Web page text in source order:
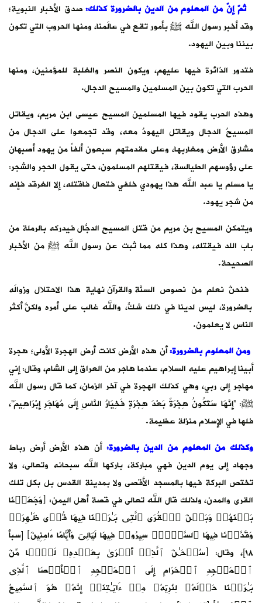
ثمّ إنّ من المعلوم من الدين بالضرورة كذلك:صدق الأخبار النبوية؛
وقد أخبر رسول الله ﷺ بأمور تقع في عالَمنا، ومنها الحروب التي تكون
بيننا وبين اليهود.
فتدور الدّائرة فيها عليهم، ويكون النصر والغلبة للمؤمنين، ومنها
الحرب التي تكون بين المسلمين والمسيح الدجال.
وهذه الحرب يقود فيها المسلمين المسيح عيسى ابن مريم، ويقاتل
المسيحُ الدجال ويقاتل اليهودُ معه، وقد تجمعوا على الدجال من
مشارق الأرض ومغاربها، وعلى مقدمتهم سبعون ألفاً من يهود أصبهان
على رؤوسهم الطيالسة، فيقتلهم المسلمون، حتى يقول الحجر والشجر:
يا مسلم يا عبد الله هذا يهودي خلفي فتعال فاقتله، إلا الغرقد فإنه
من شجر يهود.
ويتمكن المسيح بن مريم من قتل المسيح الدجّال فيُدركه بالرملة من
باب اللد فيقتله، وهذا كله مما ثبت عن رسول الله ﷺ من الأخبار
الصحيحة.
فنحنُ نعلم من نصوص السنّة والقرآن نهايةَ هذا الاحتلال وزوالَه
بالضرورة، ليس لدينا في ذلك شكٌّ، والله غالب على أمره ولكنّ أكثرَ
الناس لا يعلمون.
ومن المعلوم بالضرورة:أن هذه الأرض كانت أرض الهجرة الأولى؛ هجرة
أبينا إبراهيم عليه السلام، عندما هاجر من العراق إلى الشام، وقال: إني
مهاجر إلى ربي، وهي كذلك الهجرة في آخر الزمان، كما قال رسول الله
ﷺ: “إِنَّهَا سَتَكُونُ هِجْرَةٌ بَعْدَ هِجْرَةٍ فَخِيَارُ النَّاسِ إِلَى مُهَاجَرِ إِبْرَاهِيمَ”،
فلها في الإسلام منزلة عظيمة.
وكذلك من المعلوم من الدين بالضرورة: أن هذه الأرض أرض رباط
وجهاد إلى يوم الدين فهي مباركة، باركها الله سبحانه وتعالى، ولا
تختص البركة فيها بالمسجد الأقصى ولا بمدينة القدس بل بكل تلك
القرى والمدن، ولذلك قال الله تعالى في قصة أهل اليمن: ﴿وَجَعَلۡنَا
بَیۡنَهُمۡ وَبَیۡنَ ٱلۡقُرَى ٱلَّتِی بَـٰرَكۡنَا فِیهَا قُرࣰى ظَـٰهِرَةࣰ
وَقَدَّرۡنَا فِیهَا ٱلسَّیۡرَۖ سِیرُوا۟ فِیهَا لَیَالِیَ وَأَیَّامًا ءَامِنِینَ﴾ [سبأ
١٨]، وقال: ﴿سُبۡحَـٰنَ ٱلَّذِیۤ أَسۡرَىٰ بِعَبۡدِهِۦ لَیۡلࣰا مِّنَ
ٱلۡمَسۡجِدِ ٱلۡحَرَامِ إِلَى ٱلۡمَسۡجِدِ ٱلۡأَقۡصَا ٱلَّذِی
بَـٰرَكۡنَا حَوۡلَهُۥ لِنُرِیَهُۥ مِنۡ ءَایَـٰتِنَاۤ إِنَّهُۥ هُوَ ٱلسَّمِیعُ